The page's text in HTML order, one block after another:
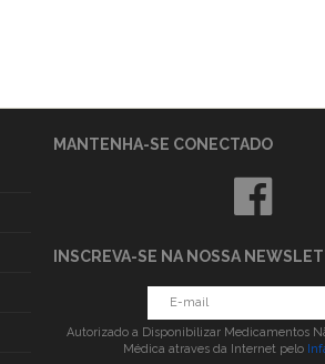
MANTENHA-SE CONECTADO
INSCREVA-SE NA NOSSA
Autorizado a Disponibilizar Medicamentos
Médica atraves da Internet pelo